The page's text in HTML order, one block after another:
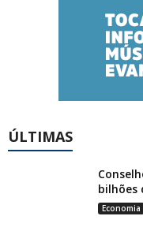
ÚLTIMAS
bilhões
Economia